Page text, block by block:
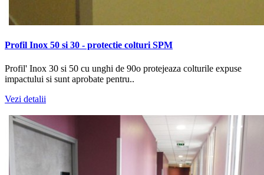
Profil Inox 50 si 30 - protectie colturi SPM
Profil' Inox 30 si 50 cu unghi de 90o protejeaza colturile expuse
impactului si sunt aprobate pentru..
Vezi detalii